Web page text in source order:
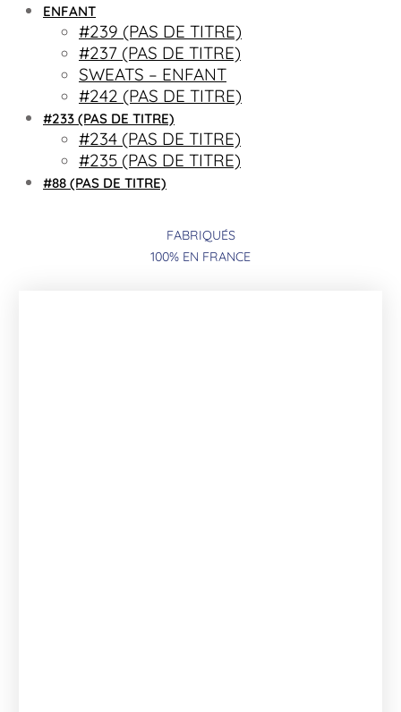
ENFANT
#239 (PAS DE TITRE)
#237 (PAS DE TITRE)
SWEATS – ENFANT
#242 (PAS DE TITRE)
#233 (PAS DE TITRE)
#234 (PAS DE TITRE)
#235 (PAS DE TITRE)
#88 (PAS DE TITRE)
FABRIQUÉS
100% EN FRANCE